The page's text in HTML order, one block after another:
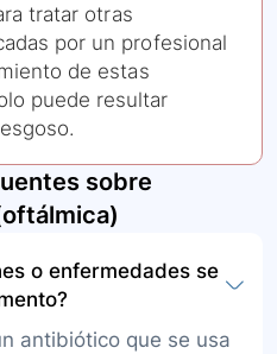
tratar otras
por un profesional
de estas
puede resultar
sobre
o enfermedades se
antibiótico que se usa